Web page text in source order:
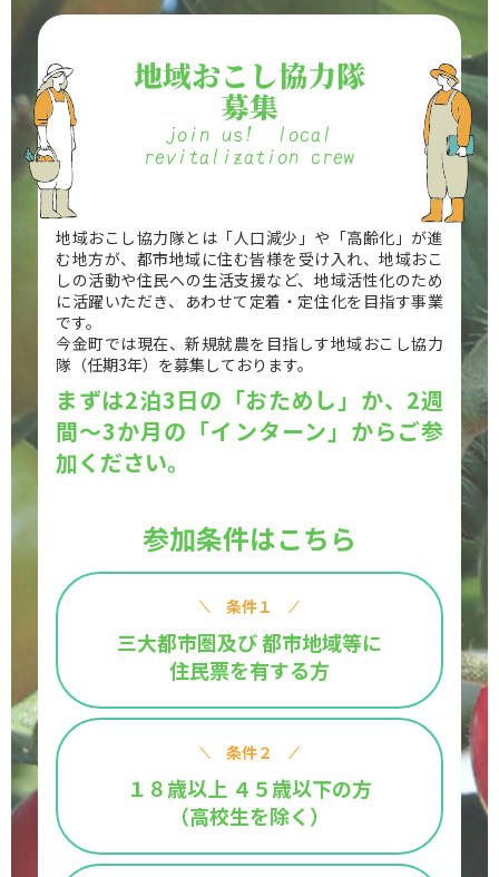
地域おこし協力隊
募集
地域おこし協力隊とは「人口減少」や「高齢化」が進
む地方が、都市地域に住む皆様を受け入れ、地域おこ
しの活動や住民への生活支援など、地域活性化のため
に活躍いただき、あわせて定着・定住化を目指す事業
です。
今金町では現在、新規就農を目指しす地域おこし協力
隊（任期3年）を募集しております。
まずは2泊3日の「おためし」か、2週
間～3か月の「インターン」からご参
加ください。
参加条件はこちら
条件１
三大都市圏及び都市地域等に
住民票を有する方
条件２
１８歳以上 ４５歳以下の方
（高校生を除く）